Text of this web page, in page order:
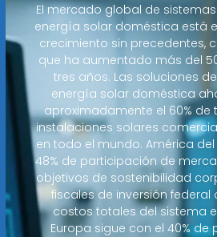
El mercado global de
energía solar doméstica está
crecimiento sin precedentes,
que ha aumentado más del
tres años. Las soluciones
energía solar doméstica
aproximadamente el 60% de
instalaciones solares
en todo el mundo. América
48% de participación de
objetivos de sostenibilidad
fiscales de inversión federal
costos totales del sistema
Europa sigue con el 40%